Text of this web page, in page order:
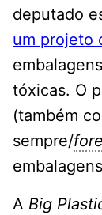
deputado
um projeto
tóxicas. O
(também
sempre/
A Big